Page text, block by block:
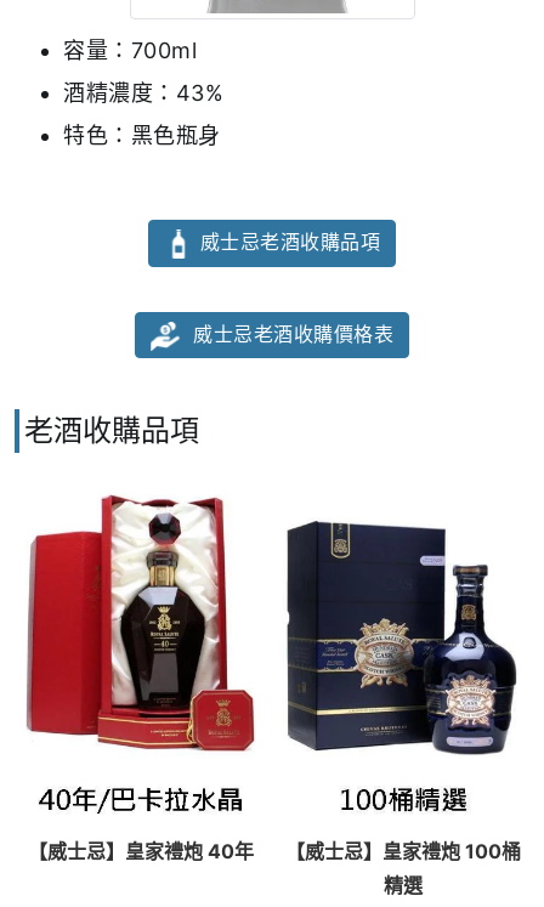
容量：700ml
酒精濃度：43%
特色：黑色瓶身
威士忌老酒收購品項
威士忌老酒收購價格表
老酒收購品項
【威士忌】皇家禮炮 40年
【威士忌】皇家禮炮 100桶
精選